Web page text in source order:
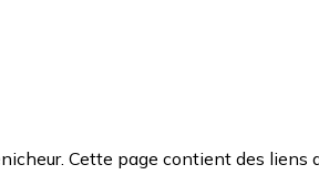
Cette page contient des liens